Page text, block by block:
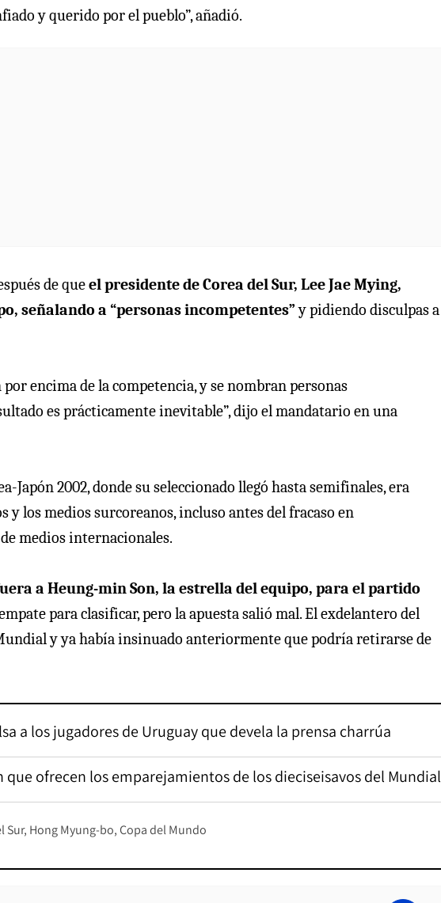
y querido por el pueblo”, añadió.
de queel presidente de Corea del Sur, Lee Jae Mying,
señalando a “personas incompetentes”y pidiendo disculpas a
encima de la competencia, y se nombran personas
es prácticamente inevitable”, dijo el mandatario en una
2002, donde su seleccionado llegó hasta semifinales, era
los medios surcoreanos, incluso antes del fracaso en
medios internacionales.
a Heung-min Son, la estrella del equipo, para el partido
para clasificar, pero la apuesta salió mal. El exdelantero del
y ya había insinuado anteriormente que podría retirarse de
a los jugadores de Uruguay que devela la prensa charrúa
ofrecen los emparejamientos de los dieciseisavos del Mundial
Sur Hong Myung-bo Copa del Mundo